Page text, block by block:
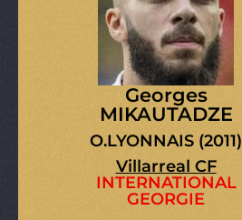
Georges
MIKAUTADZE
O.LYONNAIS (2011)
Villarreal CF
INTERNATIONAL
GEORGIE